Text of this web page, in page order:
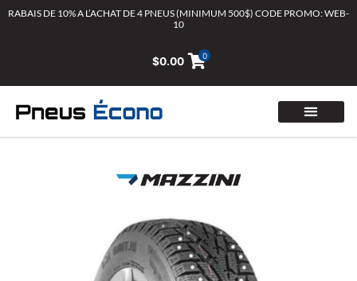
AllerRABAIS DE 10% A L’ACHAT DE 4 PNEUS (MINIMUM 500$) CODE PROMO: WEB-
10
$0.00 0